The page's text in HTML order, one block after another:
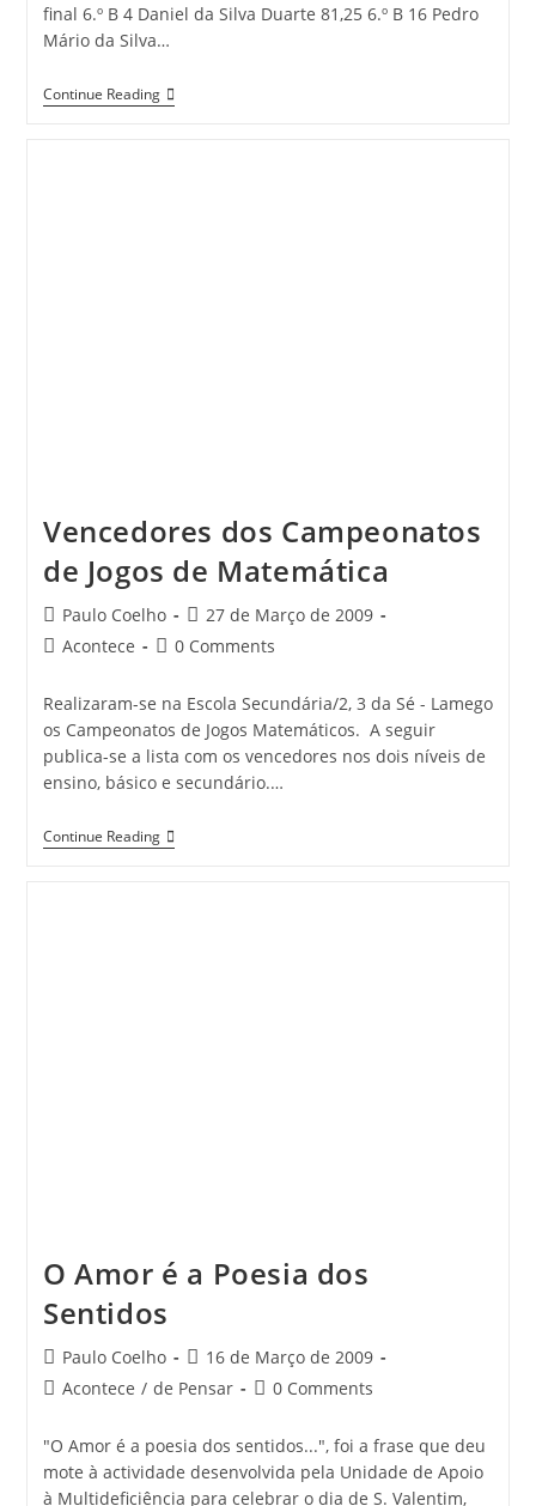
final 6.º B 4 Daniel da Silva Duarte 81,25 6.º B 16 Pedro
Mário da Silva…
Continue ReadingResultados:
Canguru
Vencedores dos Campeonatos
de Jogos de Matemática
Post
author:
Paulo Coelho
Post
published:
27 de Março de 2009
PostAcontece
Post0 Comments
Realizaram-se na Escola Secundária/2, 3 da Sé - Lamego
os Campeonatos de Jogos Matemáticos. A seguir
publica-se a lista com os vencedores nos dois níveis de
ensino, básico e secundário.…
Continue ReadingVencedores
Dos
O Amor é a Poesia dos
Sentidos
Post
author:
Paulo Coelho
Post
published:
16 de Março de 2009
PostAcontece / de Pensar
Post0 Comments
"O Amor é a poesia dos sentidos...", foi a frase que deu
mote à actividade desenvolvida pela Unidade de Apoio
à Multideficiência para celebrar o dia de S. Valentim,